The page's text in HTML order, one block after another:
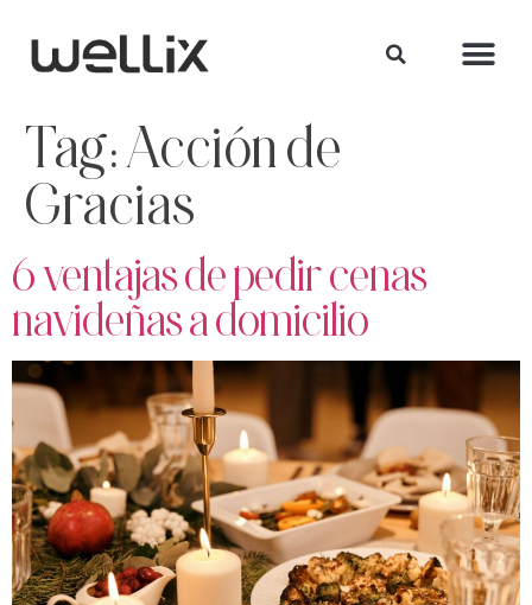
Tag:Acción de
Gracias
6 ventajas de pedir cenas
navideñas a domicilio